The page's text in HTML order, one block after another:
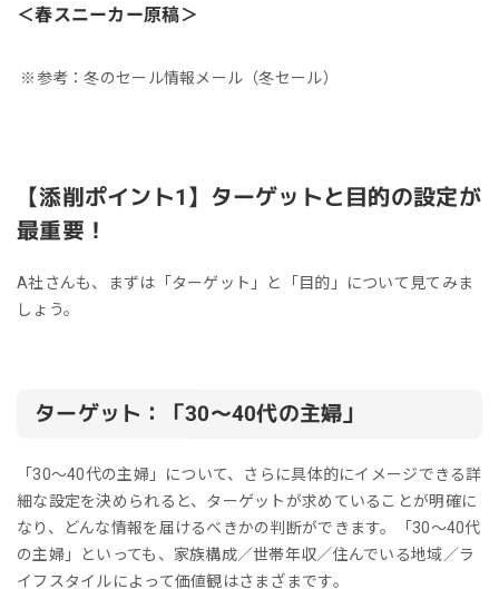
＜春スニーカー原稿＞
※参考：冬のセール情報メール（冬セール）
【添削ポイント1】ターゲットと目的の設定が
最重要！
A社さんも、まずは「ターゲット」と「目的」について見てみま
しょう。
ターゲット：「30～40代の主婦」
「30～40代の主婦」について、さらに具体的にイメージできる詳
細な設定を決められると、ターゲットが求めていることが明確に
なり、どんな情報を届けるべきかの判断ができます。「30～40代
の主婦」といっても、家族構成／世帯年収／住んでいる地域／ラ
イフスタイルによって価値観はさまざまです。